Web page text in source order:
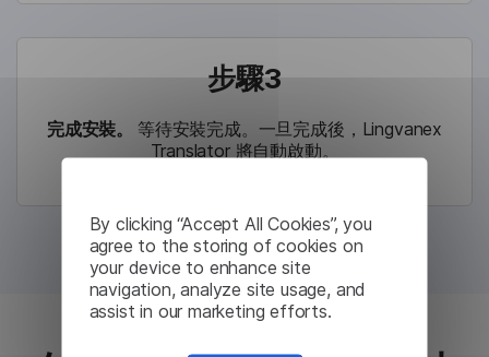
By clicking “Accept All Cookies”, you
agree to the storing of cookies on
your device to enhance site
navigation, analyze site usage, and
assist in our marketing efforts.
步驟3
完成安裝。 等待安裝完成。一旦完成後，Lingvanex
Translator 將自動啟動。